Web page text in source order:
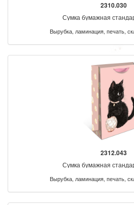
2310.030
Сумка бумажная
Вырубка, ламинация, печать,
2312.043
Сумка бумажная
Вырубка, ламинация, печать,